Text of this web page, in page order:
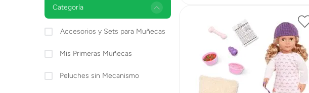
Categoría
Accesorios y Sets para Muñecas
Mis Primeras Muñecas
Peluches sin Mecanismo